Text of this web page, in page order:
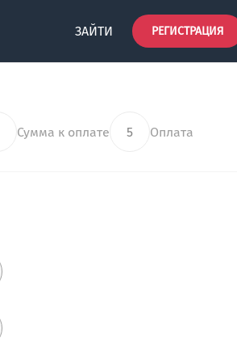
ЗАЙТИ РЕГИСТРАЦИЯ
Сумма к оплате 5 Оплата